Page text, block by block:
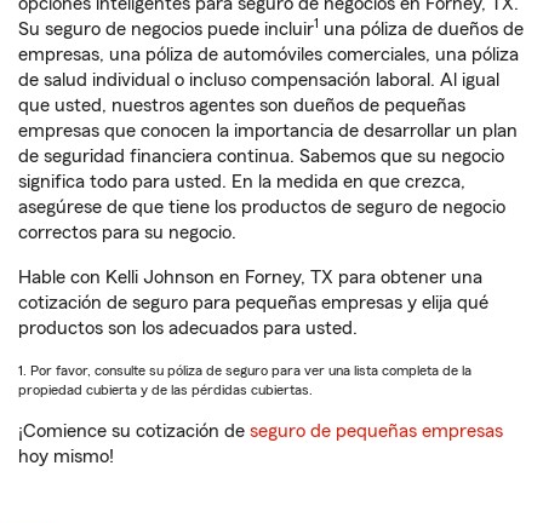
Su seguro de negocios puede incluir1 una póliza de dueños de
empresas, una póliza de automóviles comerciales, una póliza
de salud individual o incluso compensación laboral. Al igual
que usted, nuestros agentes son dueños de pequeñas
empresas que conocen la importancia de desarrollar un plan
de seguridad financiera continua. Sabemos que su negocio
significa todo para usted. En la medida en que crezca,
asegúrese de que tiene los productos de seguro de negocio
correctos para su negocio.
Hable con Kelli Johnson en Forney, TX para obtener una
cotización de seguro para pequeñas empresas y elija qué
productos son los adecuados para usted.
1. Por favor, consulte su póliza de seguro para ver una lista completa de la
propiedad cubierta y de las pérdidas cubiertas.
¡Comience su cotización de seguro de pequeñas empresas
hoy mismo!